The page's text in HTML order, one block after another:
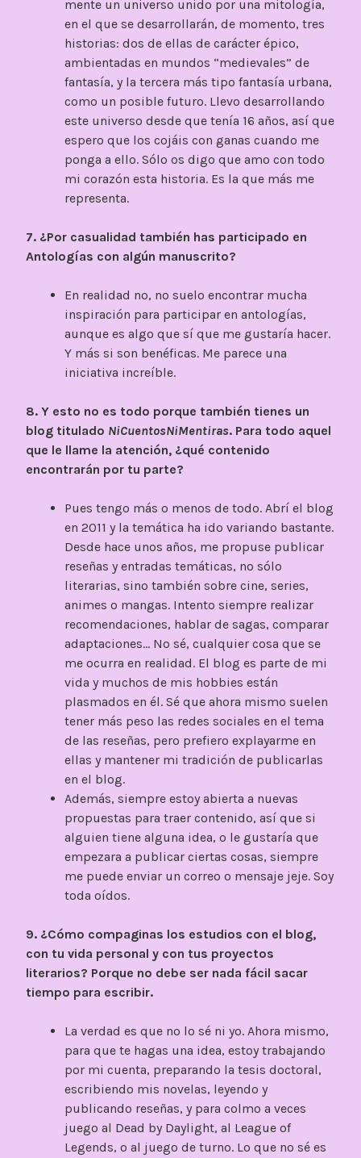
mente un universo unido por una mitología,
en el que se desarrollarán, de momento, tres
historias: dos de ellas de carácter épico,
ambientadas en mundos “medievales” de
fantasía, y la tercera más tipo fantasía urbana,
como un posible futuro. Llevo desarrollando
este universo desde que tenía 16 años, así que
espero que los cojáis con ganas cuando me
ponga a ello. Sólo os digo que amo con todo
mi corazón esta historia. Es la que más me
representa.
7. ¿Por casualidad también has participado en
Antologías con algún manuscrito?
En realidad no, no suelo encontrar mucha
inspiración para participar en antologías,
aunque es algo que sí que me gustaría hacer.
Y más si son benéficas. Me parece una
iniciativa increíble.
8. Y esto no es todo porque también tienes un
blog titulado NiCuentosNiMentiras. Para todo aquel
que le llame la atención, ¿qué contenido
encontrarán por tu parte?
Pues tengo más o menos de todo. Abrí el blog
en 2011 y la temática ha ido variando bastante.
Desde hace unos años, me propuse publicar
reseñas y entradas temáticas, no sólo
literarias, sino también sobre cine, series,
animes o mangas. Intento siempre realizar
recomendaciones, hablar de sagas, comparar
adaptaciones… No sé, cualquier cosa que se
me ocurra en realidad. El blog es parte de mi
vida y muchos de mis hobbies están
plasmados en él. Sé que ahora mismo suelen
tener más peso las redes sociales en el tema
de las reseñas, pero prefiero explayarme en
ellas y mantener mi tradición de publicarlas
en el blog.
Además, siempre estoy abierta a nuevas
propuestas para traer contenido, así que si
alguien tiene alguna idea, o le gustaría que
empezara a publicar ciertas cosas, siempre
me puede enviar un correo o mensaje jeje. Soy
toda oídos.
9. ¿Cómo compaginas los estudios con el blog,
con tu vida personal y con tus proyectos
literarios? Porque no debe ser nada fácil sacar
tiempo para escribir.
La verdad es que no lo sé ni yo. Ahora mismo,
para que te hagas una idea, estoy trabajando
por mi cuenta, preparando la tesis doctoral,
escribiendo mis novelas, leyendo y
publicando reseñas, y para colmo a veces
juego al Dead by Daylight, al League of
Legends, o al juego de turno. Lo que no sé es